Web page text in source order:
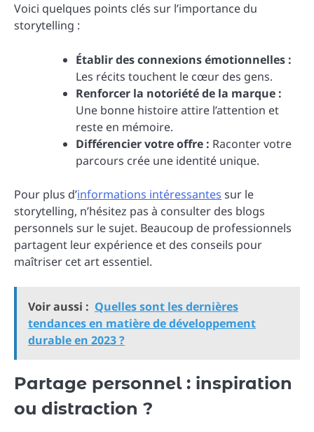
Voici quelques points clés sur l’importance du
storytelling :
Établir des connexions émotionnelles :
Les récits touchent le cœur des gens.
Renforcer la notoriété de la marque :
Une bonne histoire attire l’attention et
reste en mémoire.
Différencier votre offre : Raconter votre
parcours crée une identité unique.
Pour plus d’informations intéressantes sur le
storytelling, n’hésitez pas à consulter des blogs
personnels sur le sujet. Beaucoup de professionnels
partagent leur expérience et des conseils pour
maîtriser cet art essentiel.
Voir aussi : Quelles sont les dernières
tendances en matière de développement
durable en 2023 ?
Partage personnel : inspiration
ou distraction ?